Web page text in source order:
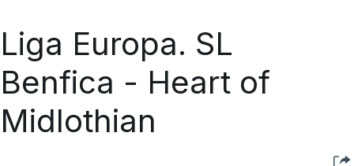
Liga Europa. SL
Benfica - Heart of
Midlothian